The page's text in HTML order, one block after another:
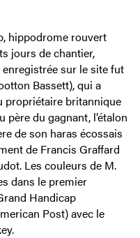
hippodrome rouvert
jours de chantier,
sur le site fut
Bassett), qui a
propriétaire britannique
du gagnant, l’étalon
de son haras écossais
de Francis Graffard
Les couleurs de M.
dans le premier
Handicap
Post) avec le